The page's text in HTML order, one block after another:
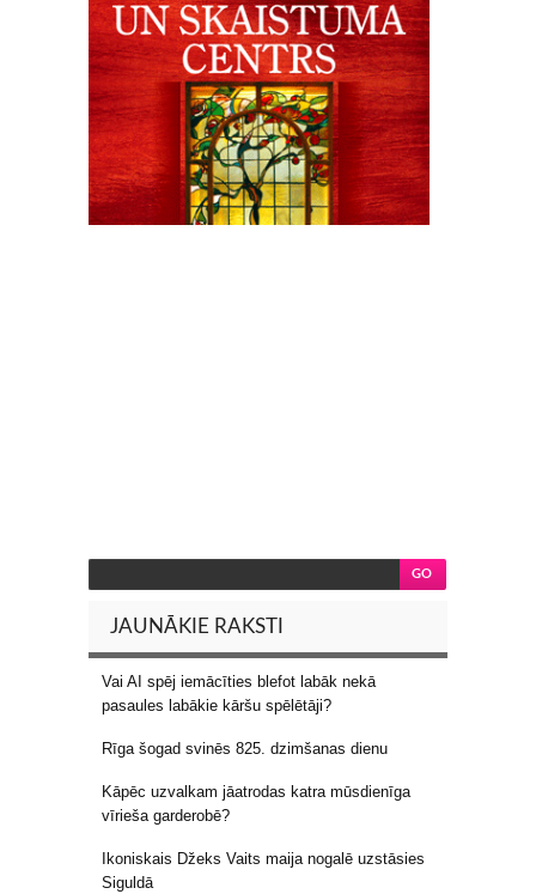
JAUNĀKIE RAKSTI
Vai AI spēj iemācīties blefot labāk nekā
pasaules labākie kāršu spēlētāji?
Rīga šogad svinēs 825. dzimšanas dienu
Kāpēc uzvalkam jāatrodas katra mūsdienīga
vīrieša garderobē?
Ikoniskais Džeks Vaits maija nogalē uzstāsies
Siguldā